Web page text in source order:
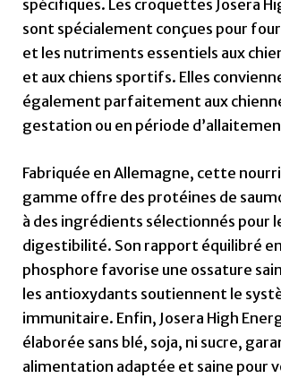
spécifiques. Les croquettes Josera
sont spécialement conçues pour
et les nutriments essentiels aux
et aux chiens sportifs. Elles
également parfaitement aux
gestation ou en période
Fabriquée en Allemagne, cette
gamme offre des protéines de
à des ingrédients sélectionnés pour
digestibilité. Son rapport équilibré
phosphore favorise une ossature
les antioxydants soutiennent le
immunitaire. Enfin, Josera High
élaborée sans blé, soja, ni sucre,
alimentation adaptée et saine pour